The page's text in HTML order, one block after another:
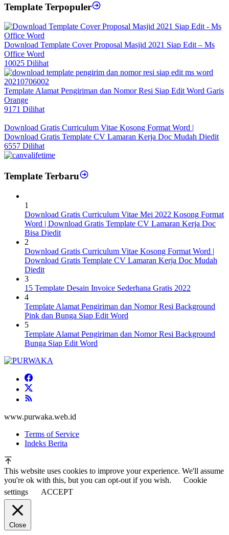
Template Terpopuler
Download Template Cover Proposal Masjid 2021 Siap Edit – Ms
Office Word
10025 Dilihat
Template Alamat Pengiriman dan Nomor Resi Siap Edit Word Garis
Orange
9171 Dilihat
Download Gratis Curriculum Vitae Kosong Format Word |
Download Gratis Template CV Lamaran Kerja Doc Mudah Diedit
6557 Dilihat
Template Terbaru
1
Download Gratis Curriculum Vitae Mei 2022 Kosong Format
Word | Download Gratis Template CV Lamaran Kerja Doc
Bisa Diedit
2
Download Gratis Curriculum Vitae Kosong Format Word |
Download Gratis Template CV Lamaran Kerja Doc Mudah
Diedit
3
15 Template Desain Invoice Sederhana Gratis 2022
4
Template Alamat Pengiriman dan Nomor Resi Background
Pink dan Bunga Siap Edit Word
5
Template Alamat Pengiriman dan Nomor Resi Background
Bunga Siap Edit Word
www.purwaka.web.id
Terms of Service
Indeks Berita
This website uses cookies to improve your experience. We'll assume
you're ok with this, but you can opt-out if you wish.
Cookie
settings
ACCEPT
Close